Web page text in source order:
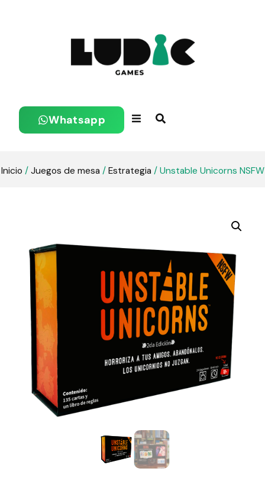
Whatsapp
Inicio /Juegos de mesa /Estrategia / Unstable Unicorns NSFW